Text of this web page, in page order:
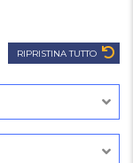
RIPRISTINA TUTTO